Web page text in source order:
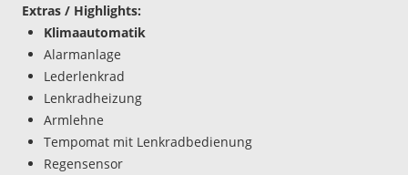
Extras / Highlights:
Klimaautomatik
Alarmanlage
Lederlenkrad
Lenkradheizung
Armlehne
Tempomat mit Lenkradbedienung
Regensensor